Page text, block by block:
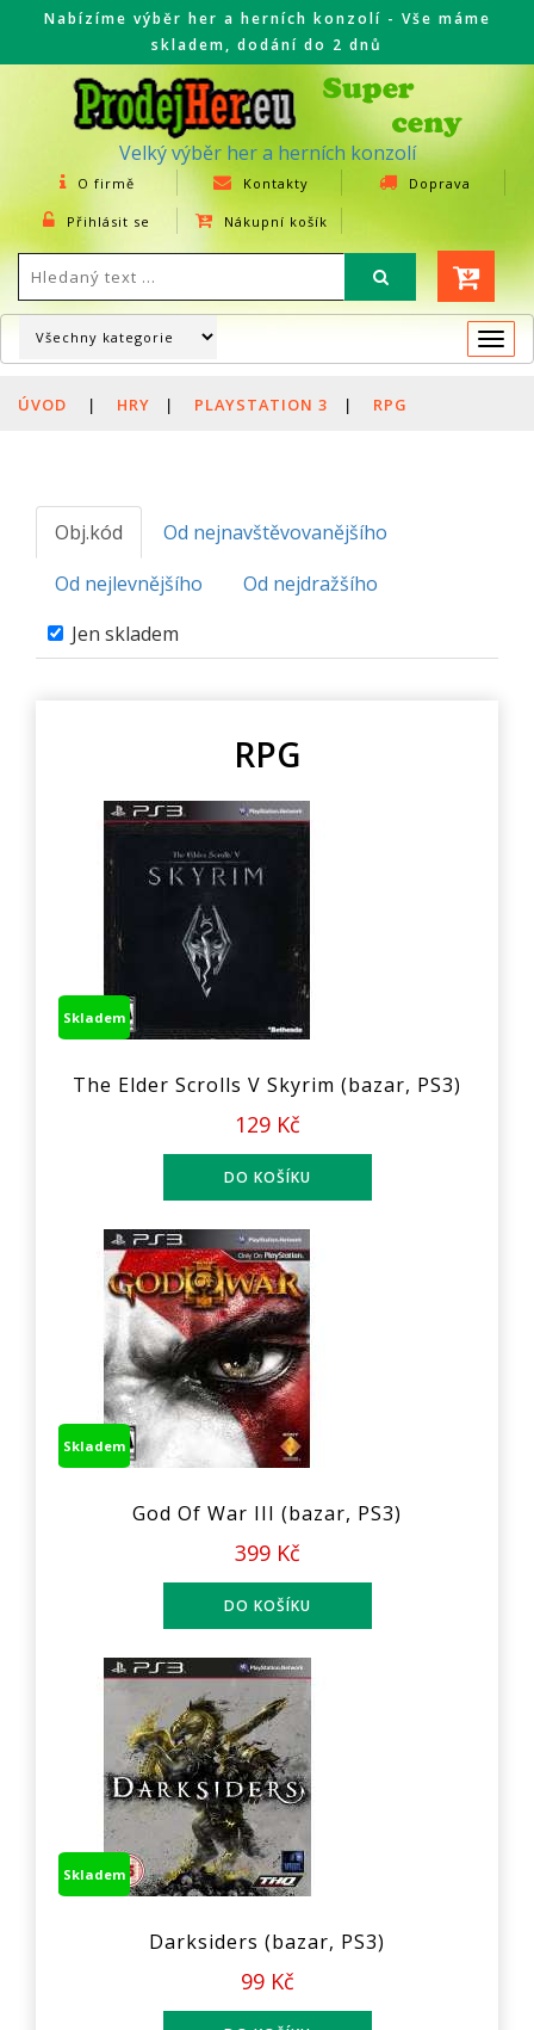
Nabízíme výběr her a herních konzolí - Vše máme
skladem, dodání do 2 dnů
Velký výběr her a herních konzolí
O firmě Kontakty Doprava
Přihlásit se Nákupní košík
ÚVOD | HRY | PLAYSTATION 3 | RPG
Obj.kód
Od nejnavštěvovanějšího
Od nejlevnějšího
Od nejdražšího
Jen skladem
RPG
Skladem
The Elder Scrolls V Skyrim (bazar, PS3)
129 Kč
Skladem
God Of War III (bazar, PS3)
399 Kč
Skladem
Darksiders (bazar, PS3)
99 Kč